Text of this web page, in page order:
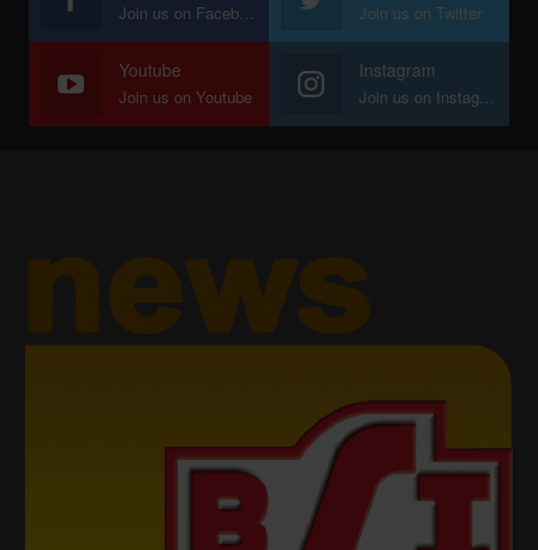
Join us on Facebook Join us on Twitter
Youtube
Join us on Youtube
Instagram
Join us on Instagram